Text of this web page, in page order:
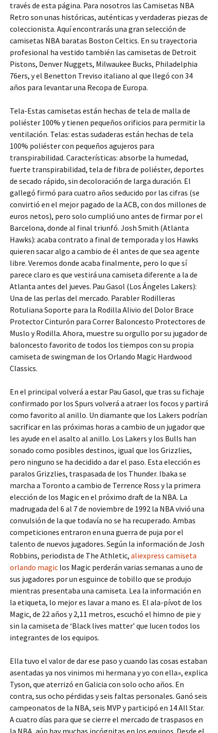
través de esta página. Para nosotros las Camisetas NBA
Retro son unas históricas, auténticas y verdaderas piezas de
coleccionista. Aquí encontrarás una gran selección de
camisetas NBA baratas Boston Celtics. En su trayectoria
profesional ha vestido también las camisetas de Detroit
Pistons, Denver Nuggets, Milwaukee Bucks, Philadelphia
76ers, y el Benetton Treviso italiano al que llegó con 34
años para levantar una Recopa de Europa.
Tela-Estas camisetas están hechas de tela de malla de
poliéster 100% y tienen pequeños orificios para permitir la
ventilación. Telas: estas sudaderas están hechas de tela
100% poliéster con pequeños agujeros para
transpirabilidad. Características: absorbe la humedad,
fuerte transpirabilidad, tela de fibra de poliéster, deportes
de secado rápido, sin decoloración de larga duración. El
gallegó firmó para cuatro años seducido por las cifras (se
convirtió en el mejor pagado de la ACB, con dos millones de
euros netos), pero solo cumplió uno antes de firmar por el
Barcelona, donde al final triunfó. Josh Smith (Atlanta
Hawks): acaba contrato a final de temporada y los Hawks
quieren sacar algo a cambio de él antes de que sea agente
libre. Veremos donde acaba finalmente, pero lo que sí
parece claro es que vestirá una camiseta diferente a la de
Atlanta antes del jueves. Pau Gasol (Los Ángeles Lakers):
Una de las perlas del mercado. Parabler Rodilleras
Rotuliana Soporte para la Rodilla Alivio del Dolor Brace
Protector Cinturón para Correr Baloncesto Protectores de
Muslo y Rodilla. Ahora, muestre su orgullo por su jugador de
baloncesto favorito de todos los tiempos con su propia
camiseta de swingman de los Orlando Magic Hardwood
Classics.
En el principal volverá a estar Pau Gasol, que tras su fichaje
confirmado por los Spurs volverá a atraer los focos y partirá
como favorito al anillo. Un diamante que los Lakers podrían
sacrificar en las próximas horas a cambio de un jugador que
les ayude en el asalto al anillo. Los Lakers y los Bulls han
sonado como posibles destinos, igual que los Grizzlies,
pero ninguno se ha decidido a dar el paso. Esta elección es
paralos Grizzlies, traspasada de los Thunder. Ibaka se
marcha a Toronto a cambio de Terrence Ross y la primera
elección de los Magic en el próximo draft de la NBA. La
madrugada del 6 al 7 de noviembre de 1992 la NBA vivió una
convulsión de la que todavía no se ha recuperado. Ambas
competiciones entraron en una guerra de puja por el
talento de nuevos jugadores. Según la información de Josh
Robbins, periodista de The Athletic, aliexpress camiseta
orlando magic los Magic perderán varias semanas a uno de
sus jugadores por un esguince de tobillo que se produjo
mientras presentaba una camiseta. Lea la información en
la etiqueta, lo mejor es lavar a mano es. El ala-pívot de los
Magic, de 22 años y 2,11 metros, escuchó el himno de pie y
sin la camiseta de ‘Black lives matter’ que lucen todos los
integrantes de los equipos.
Ella tuvo el valor de dar ese paso y cuando las cosas estaban
asentadas ya nos vinimos mi hermana y yo con ella», explica
Tyson, que aterrizó en Galicia con solo ocho años. En
contra, sus ocho pérdidas y seis faltas personales. Ganó seis
campeonatos de la NBA, seis MVP y participó en 14 All Star.
A cuatro días para que se cierre el mercado de traspasos en
la NBA, aún hay muchas incógnitas en los equipos. Desde el